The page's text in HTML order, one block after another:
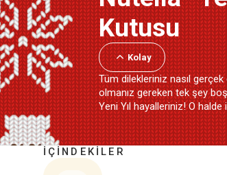
Kutusu
Kolay
Tüm dilekleriniz nasıl gerçek
olmanız gereken tek şey
Yeni Yıl hayalleriniz! O halde
İÇİNDEKİLER